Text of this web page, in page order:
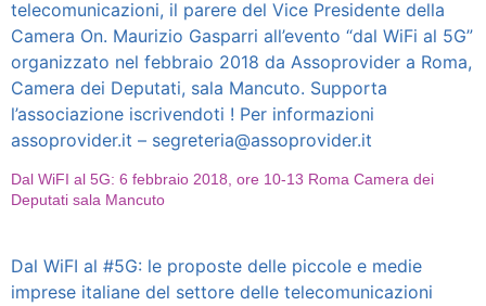
telecomunicazioni, il parere del Vice Presidente della
Camera On. Maurizio Gasparri all’evento “dal WiFi al 5G”
organizzato nel febbraio 2018 da Assoprovider a Roma,
Camera dei Deputati, sala Mancuto. Supporta
l’associazione iscrivendoti ! Per informazioni
assoprovider.it – segreteria@assoprovider.it
Dal WiFI al 5G: 6 febbraio 2018, ore 10-13 Roma Camera dei
Deputati sala Mancuto
Dal WiFI al #5G: le proposte delle piccole e medie
imprese italiane del settore delle telecomunicazioni